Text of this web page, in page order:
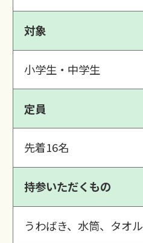
対象
小学生・中学生
定員
先着16名
持参いただくもの
うわばき、水筒、タオル